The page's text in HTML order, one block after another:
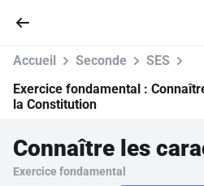
Parcourir
Accueil Seconde
SES
Exercice fondamental :
la Constitution
Exercice fondamental